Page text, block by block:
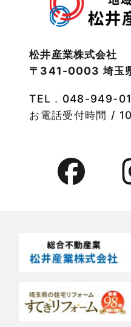
注文住宅施工事例
物件検索
物件特集
竹ノ塚店-ブログ
貸倉庫・その他
貸店舗活用事例
賃貸物件
2022年11月
2022年9月
2022年8月
2022年6月
2022年3月
2022年2月
松井産業株式会社
〒341-0003 埼玉
TEL． 048-949-
お電話受付時間 /